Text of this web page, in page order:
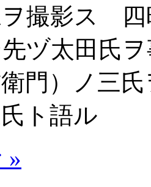
ヲ撮影ス 四
先ヅ太田氏
門）ノ三
ト語ル
»